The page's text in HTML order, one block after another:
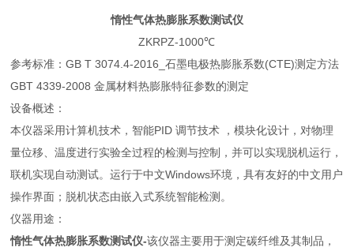
惰性气体热膨胀系数测试仪
ZKRPZ-1000℃
参考标准：GB T 3074.4-2016_石墨电极热膨胀系数(CTE)测定方法
GBT 4339-2008 金属材料热膨胀特征参数的测定
设备概述：
本仪器采用计算机技术，智能PID 调节技术 ，模块化设计，对物理
量位移、温度进行实验全过程的检测与控制，并可以实现脱机运行，
联机实现自动测试。运行于中文Windows环境，具有友好的中文用户
操作界面；脱机状态由嵌入式系统智能检测。
仪器用途：
惰性气体热膨胀系数测试仪-该仪器主要用于测定碳纤维及其制品，